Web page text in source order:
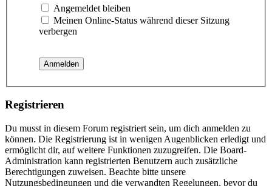
Angemeldet bleiben
Meinen Online-Status während dieser Sitzung
verbergen
Registrieren
Du musst in diesem Forum registriert sein, um dich anmelden zu
können. Die Registrierung ist in wenigen Augenblicken erledigt und
ermöglicht dir, auf weitere Funktionen zuzugreifen. Die Board-
Administration kann registrierten Benutzern auch zusätzliche
Berechtigungen zuweisen. Beachte bitte unsere
Nutzungsbedingungen und die verwandten Regelungen, bevor du